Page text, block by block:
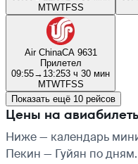
MTWTFSS
Air ChinaCA 9631
Прилетел
09:55→ 13:253 ч 30 мин
MTWTFSS
Показать ещё 10 рейсов
Цены на
Ниже — календарь
Пекин — Гуйян по